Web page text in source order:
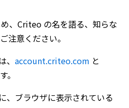
、Criteo の名を語る、知らな
注意ください。
account.criteo.com と
。
、ブラウザに表示されている